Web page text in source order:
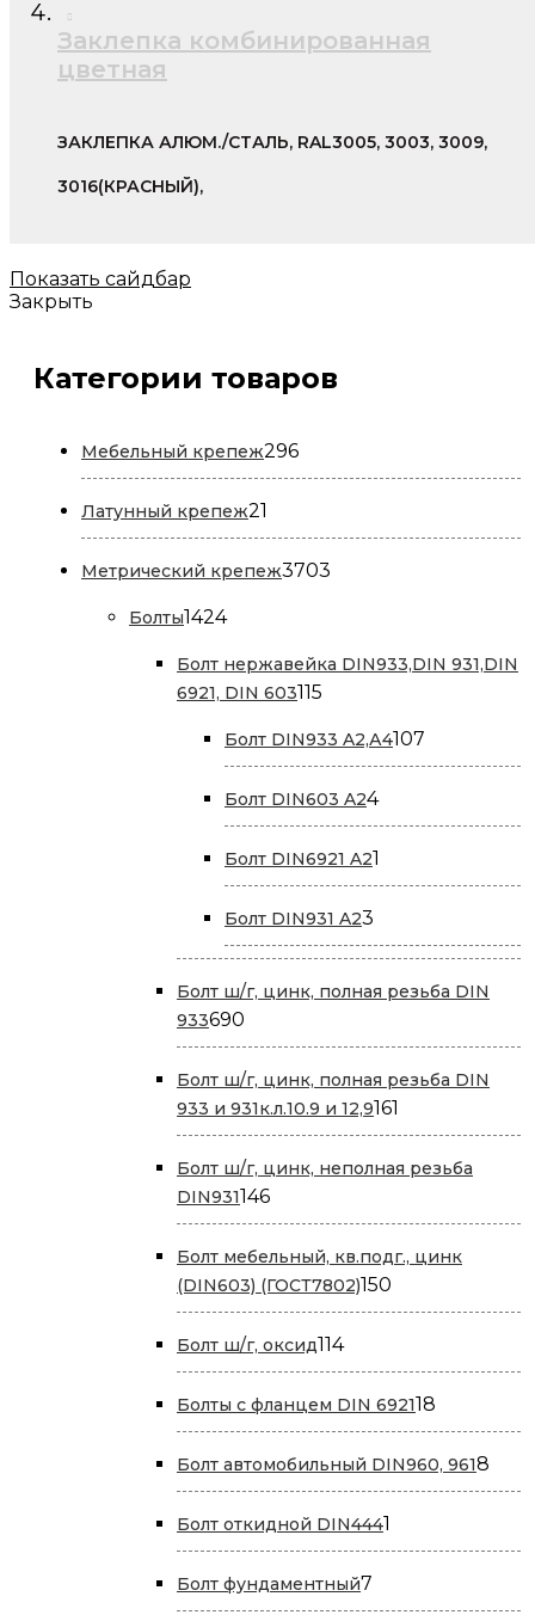
Заклепка комбинированная
цветная
ЗАКЛЕПКА АЛЮМ./СТАЛЬ, RAL3005, 3003, 3009,
3016(КРАСНЫЙ),
Показать сайдбар
Закрыть
Категории товаров
Мебельный крепеж296296
товаров
Латунный крепеж21
товар
Метрический крепеж3703
Болты14241424
Болт нержавейка DIN933,DIN 931,DIN
6921, DIN 603115
Болт DIN933 A2,А4107
товаров
Болт DIN603 A244
товара
Болт DIN6921 A21
товар
Болт DIN931 A23
товара
Болт ш/г, цинк, полная резьба DIN
933690
товаров
Болт ш/г, цинк, полная резьба DIN
933 и 931к.л.10.9 и 12,9161
товар
Болт ш/г, цинк, неполная резьба
DIN931146146
товаров
Болт мебельный, кв.подг., цинк
(DIN603) (ГОСТ7802)150
товаров
Болт ш/г, оксид114114
товаров
Болты с фланцем DIN 692118
товаров
Болт автомобильный DIN960, 9618
Болт откидной DIN4441
товар
Болт фундаментный7
товаров